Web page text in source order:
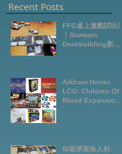
Recent Posts
FFG桌上遊戲試玩日
｜Starwars
Deckbuilding新擴
deck
Arkham Horror
LCG: Children Of
Blood Expansion
印斯茅斯魚人村-